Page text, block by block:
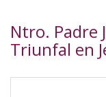
Ntro. Padre
Triunfal en